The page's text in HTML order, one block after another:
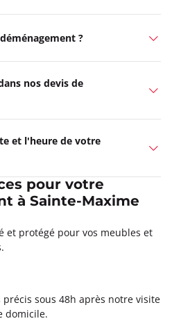
?
nos devis de
et l'heure de votre
pour votre
à Sainte-Maxime
et protégé pour vos meubles et
précis sous 48h après notre visite
domicile.